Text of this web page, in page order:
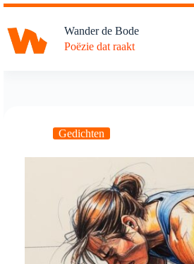
Ga
de
inhoud
Wander de Bode
Poëzie dat raakt
Gedichten